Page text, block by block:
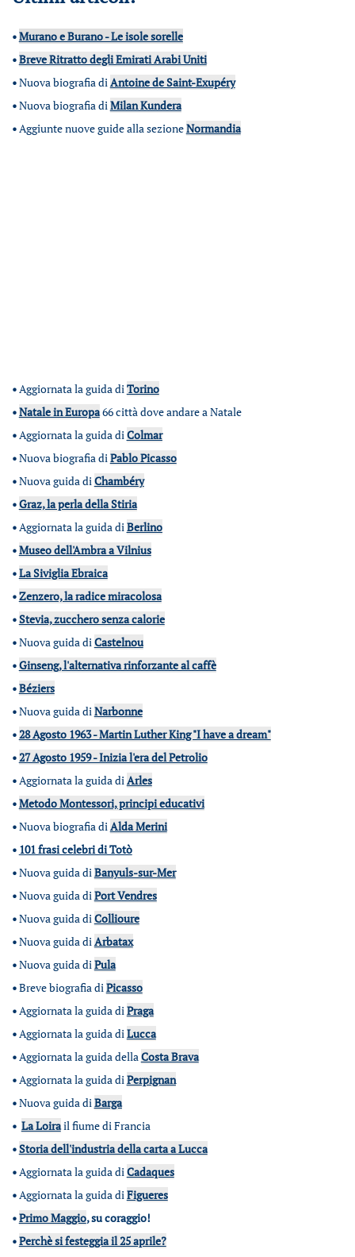
•Murano e Burano - Le isole sorelle
•Breve Ritratto degli Emirati Arabi Uniti
•Nuova biografia diAntoine de Saint-Exupéry
•Nuova biografia diMilan Kundera
•Aggiunte nuove guide alla sezioneNormandia
•Aggiornata la guida diTorino
•Natale in Europa66 città dove andare a Natale
•Aggiornata la guida diColmar
•Nuova biografia diPablo Picasso
•Nuova guida diChambéry
•Graz, la perla della Stiria
•Aggiornata la guida diBerlino
•Museo dell'Ambra a Vilnius
•La Siviglia Ebraica
•Zenzero, la radice miracolosa
•Stevia, zucchero senza calorie
•Nuova guida diCastelnou
•Ginseng, l'alternativa rinforzante al caffè
•Béziers
•Nuova guida diNarbonne
•28 Agosto 1963 - Martin Luther King "I have a dream"
•27 Agosto 1959 - Inizia l'era del Petrolio
•Aggiornata la guida diArles
•Metodo Montessori, principi educativi
•Nuova biografia diAlda Merini
• 101 frasi celebri di Totò
•Nuova guida diBanyuls-sur-Mer
•Nuova guida diPort Vendres
•Nuova guida diCollioure
•Nuova guida diArbatax
•Nuova guida diPula
•Breve biografia diPicasso
•Aggiornata la guida diPraga
•Aggiornata la guida diLucca
•Aggiornata la guida dellaCosta Brava
•Aggiornata la guida diPerpignan
•Nuova guida diBarga
• La Loirail fiume di Francia
•Storia dell'industria della carta a Lucca
•Aggiornata la guida diCadaques
•Aggiornata la guida diFigueres
•Primo Maggio, su coraggio!
•Perchè si festeggia il 25 aprile?